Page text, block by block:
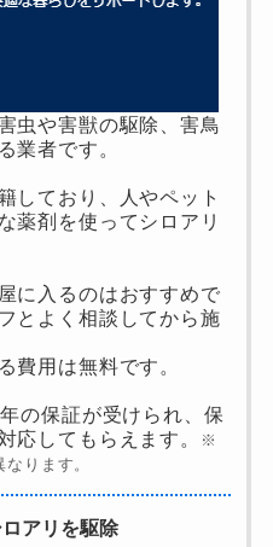
虫や害獣の駆除、害鳥
業者です。
しており、人やペット
薬剤を使ってシロアリ
に入るのはおすすめで
とよく相談してから施
費用は無料です。
の保証が受けられ、保
応してもらえます。
※
ります。
アリを駆除